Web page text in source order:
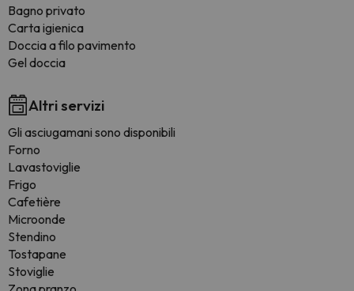
Bagno privato
Carta igienica
Doccia a filo pavimento
Gel doccia
Altri servizi
Gli asciugamani sono disponibili
Forno
Lavastoviglie
Frigo
Cafetière
Microonde
Stendino
Tostapane
Stoviglie